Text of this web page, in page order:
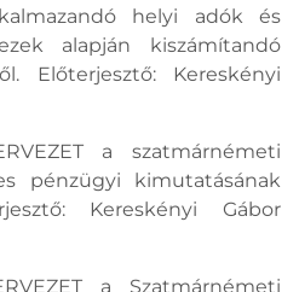
helyi adók és
alapján kiszámítandó
Előterjesztő: Kereskényi
a szatmárnémeti
pénzügyi kimutatásának
Kereskényi Gábor
a Szatmárnémeti